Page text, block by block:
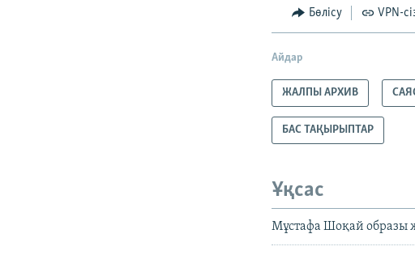
Бөлісу VPN-
Айдар
ЖАЛПЫ АРХИВ
БАС ТАҚЫРЫПТАР
Ұқсас
Мұстафа Шоқай образы